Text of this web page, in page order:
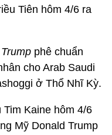
Tiên hôm 4/6 ra
phê chuẩn
cho Arab Saudi
ở Thổ Nhĩ Kỳ.
Kaine hôm 4/6
Mỹ Donald Trump